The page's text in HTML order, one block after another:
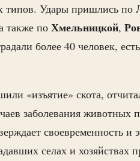
типов. Удары пришлись по
также по Хмельницкой,
более 40 человек,
«изъятие» скота,
заболевания животных
своевременность
селах и хозяйствах